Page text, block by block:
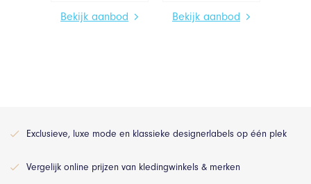
Bekijk aanbod Bekijk aanbod
Exclusieve, luxe mode en klassieke designerlabels op één plek
Vergelijk online prijzen van kledingwinkels & merken